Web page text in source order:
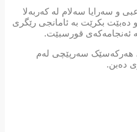
و سەرایا سەلام لە کەربەلا
دەبێت بکرێت بە ئامانجی رێگری
ئەنجامەکەی قورسبێت.
هەرکەسێک سەرپێچی لەم
دەبن.